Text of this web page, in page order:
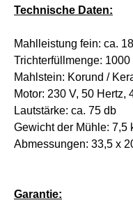
Technische Daten:
Mahlleistung fein: ca.
Trichterfüllmenge: 1000
Mahlstein: Korund /
Motor: 230 V, 50 Hertz,
Lautstärke: ca. 75 db
Gewicht der Mühle: 7,5
Abmessungen: 33,5 x
Garantie: